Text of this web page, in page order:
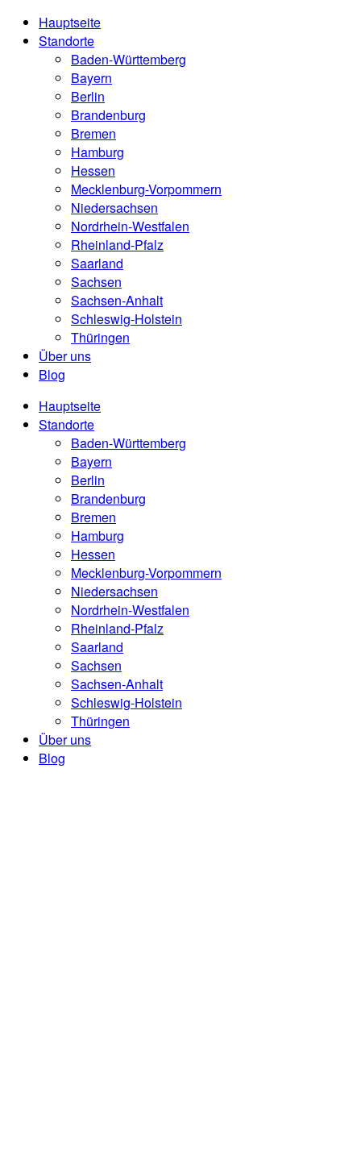
Hauptseite
Standorte
Baden-Württemberg
Bayern
Berlin
Brandenburg
Bremen
Hamburg
Hessen
Mecklenburg-Vorpommern
Niedersachsen
Nordrhein-Westfalen
Rheinland-Pfalz
Saarland
Sachsen
Sachsen-Anhalt
Schleswig-Holstein
Thüringen
Über uns
Blog
Hauptseite
Standorte
Baden-Württemberg
Bayern
Berlin
Brandenburg
Bremen
Hamburg
Hessen
Mecklenburg-Vorpommern
Niedersachsen
Nordrhein-Westfalen
Rheinland-Pfalz
Saarland
Sachsen
Sachsen-Anhalt
Schleswig-Holstein
Thüringen
Über uns
Blog